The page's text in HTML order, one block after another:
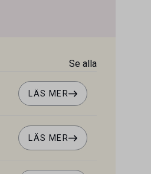
Se alla
LÄS MER
LÄS MER